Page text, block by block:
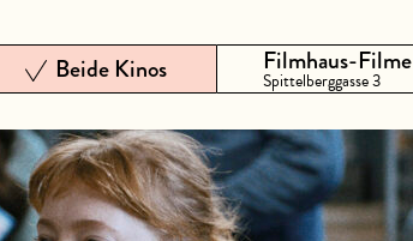
Beide Kinos Filmhaus-Filme
Spittelberggasse 3